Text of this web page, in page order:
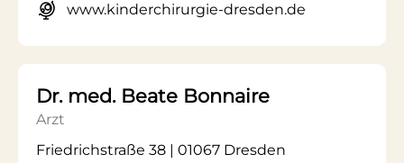
www.kinderchirurgie-dresden.de
Dr. med. Beate Bonnaire
Arzt
Friedrichstraße 38 | 01067 Dresden